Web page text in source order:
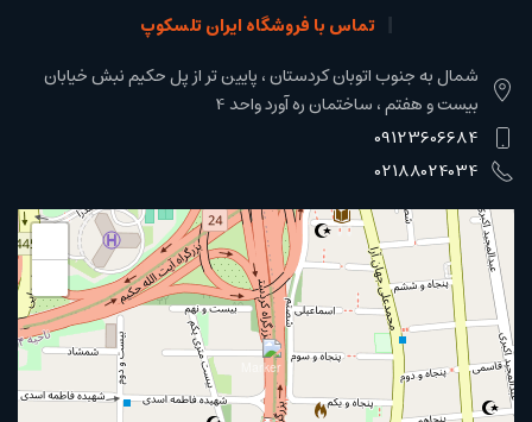
تماس با فروشگاه ایران تلسکوپ
شمال به جنوب اتوبان کردستان ، پایین تر از پل حکیم نبش خیابان
بیست و هفتم ، ساختمان ره آورد واحد 4
09123606684
02188024034